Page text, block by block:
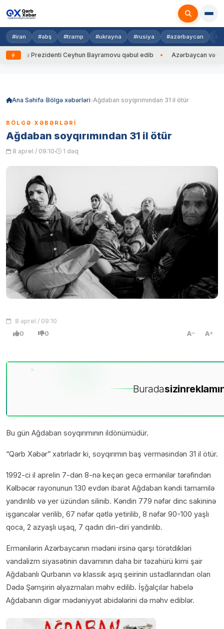
#iran #abş #tramp #ukrayna #rusiya #azərbaycan
Prezidenti Ceyhun Bayramovu qəbul edib Azərbaycan və
Ana Səhifə Bölgə xəbərləri Ağdaban soyqırımından 31 il ötür
BÖLGƏ XƏBƏRLƏRI
Ağdaban soyqırımından 31 il ötür
8 aprel / 09:10 1 dəq
8 aprel / 09:10
0 0 A A
Buradasizin
Bu gün Ağdaban soyqırımının ildönümüdür.
“Qərb Xəbər” xatırladır ki, soyqırımın baş verməsindən 31 il ötür.
1992-ci il aprelin 7-dən 8-nə keçən gecə ermənilər tərəfindən
Kəlbəcər rayonunun 130 evdən ibarət Ağdaban kəndi tamamilə
yandırılıb və yer üzündən silinib. Kəndin 779 nəfər dinc sakininə
işgəncələr verilib, 67 nəfər qətlə yetirilib, 8 nəfər 90-100 yaşlı
qoca, 2 azyaşlı uşaq, 7 qadın diri-diri yandırılıb.
Ermənilərin Azərbaycanın mədəni irsinə qarşı törətdikləri
vandalizm siyasətinin davamının daha bir təzahürü kimi şair
Ağdabanlı Qurbanın və klassik aşıq şeirinin ustadlarından olan
Dədə Şəmşirin əlyazmaları məhv edilib. İşğalçılar habelə
Ağdabanın digər mədəniyyət abidələrini də məhv ediblər.